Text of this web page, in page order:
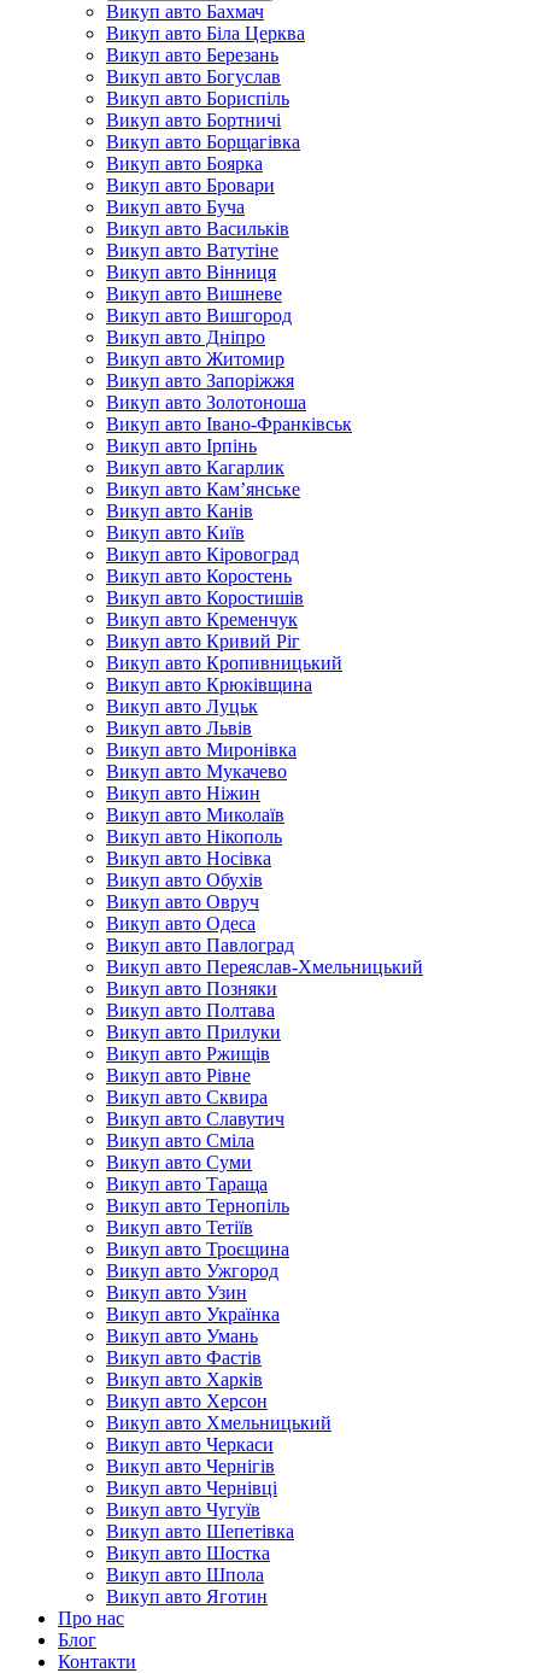
Викуп авто Бахмач
Викуп авто Біла Церква
Викуп авто Березань
Викуп авто Богуслав
Викуп авто Бориспіль
Викуп авто Бортничі
Викуп авто Борщагівка
Викуп авто Боярка
Викуп авто Бровари
Викуп авто Буча
Викуп авто Васильків
Викуп авто Ватутіне
Викуп авто Вінниця
Викуп авто Вишневе
Викуп авто Вишгород
Викуп авто Дніпро
Викуп авто Житомир
Викуп авто Запоріжжя
Викуп авто Золотоноша
Викуп авто Івано-Франківськ
Викуп авто Ірпінь
Викуп авто Кагарлик
Викуп авто Кам’янське
Викуп авто Канів
Викуп авто Київ
Викуп авто Кіровоград
Викуп авто Коростень
Викуп авто Коростишів
Викуп авто Кременчук
Викуп авто Кривий Ріг
Викуп авто Кропивницький
Викуп авто Крюківщина
Викуп авто Луцьк
Викуп авто Львів
Викуп авто Миронівка
Викуп авто Мукачево
Викуп авто Ніжин
Викуп авто Миколаїв
Викуп авто Нікополь
Викуп авто Носівка
Викуп авто Обухів
Викуп авто Овруч
Викуп авто Одеса
Викуп авто Павлоград
Викуп авто Переяслав-Хмельницький
Викуп авто Позняки
Викуп авто Полтава
Викуп авто Прилуки
Викуп авто Ржищів
Викуп авто Рівне
Викуп авто Сквира
Викуп авто Славутич
Викуп авто Сміла
Викуп авто Суми
Викуп авто Тараща
Викуп авто Тернопіль
Викуп авто Тетіїв
Викуп авто Троєщина
Викуп авто Ужгород
Викуп авто Узин
Викуп авто Українка
Викуп авто Умань
Викуп авто Фастів
Викуп авто Харків
Викуп авто Херсон
Викуп авто Хмельницький
Викуп авто Черкаси
Викуп авто Чернігів
Викуп авто Чернівці
Викуп авто Чугуїв
Викуп авто Шепетівка
Викуп авто Шостка
Викуп авто Шпола
Викуп авто Яготин
Про нас
Блог
Контакти